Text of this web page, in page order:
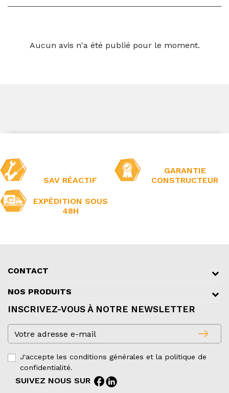
Aucun avis n'a été publié pour le moment.
SAV RÉACTIF
GARANTIE
CONSTRUCTEUR
EXPÉDITION SOUS
48H
CONTACT
NOS PRODUITS
INSCRIVEZ-VOUS À NOTRE NEWSLETTER
east
J'accepte les conditions générales et la politique de
confidentialité.
SUIVEZ NOUS SUR facebook